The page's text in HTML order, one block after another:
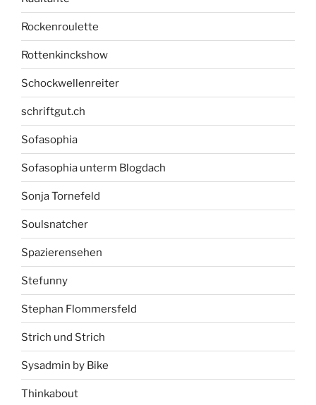
Rockenroulette
Rottenkinckshow
Schockwellenreiter
schriftgut.ch
Sofasophia
Sofasophia unterm Blogdach
Sonja Tornefeld
Soulsnatcher
Spazierensehen
Stefunny
Stephan Flommersfeld
Strich und Strich
Sysadmin by Bike
Thinkabout